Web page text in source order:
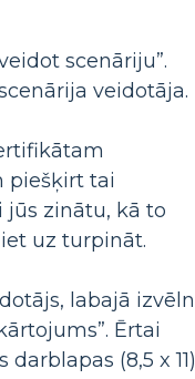
scenāriju”.
veidotāja.
piešķirt tai
zinātu, kā to
uz turpināt.
labajā
Ērtai
(8,5 x 11)